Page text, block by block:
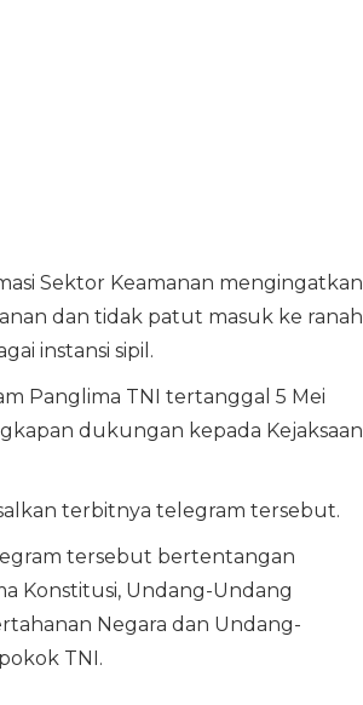
Sektor Keamanan mengingatkan
dan tidak patut masuk ke ranah
instansi sipil.
Panglima TNI tertanggal 5 Mei
dukungan kepada Kejaksaan
terbitnya telegram tersebut.
tersebut bertentangan
Konstitusi, Undang-Undang
Negara dan Undang-
TNI.